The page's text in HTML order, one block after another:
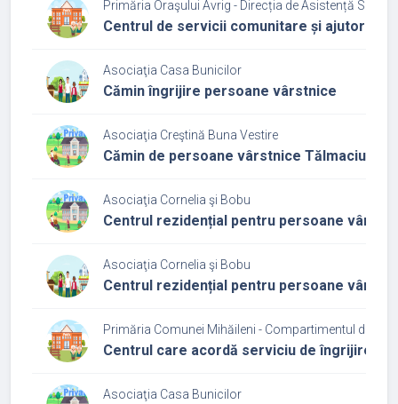
Primăria Oraşului Avrig - Direcția de Asistență
Centrul de servicii comunitare și ajutor la
Asociaţia Casa Bunicilor
Cămin îngrijire persoane vârstnice
Asociaţia Creştină Buna Vestire
Cămin de persoane vârstnice Tălmaciu
Asociaţia Cornelia şi Bobu
Centrul rezidențial pentru persoane
Asociaţia Cornelia şi Bobu
Centrul rezidențial pentru persoane
Primăria Comunei Mihăileni - Compartimentul de
Centrul care acordă serviciu de îngrijire și
Asociaţia Casa Bunicilor